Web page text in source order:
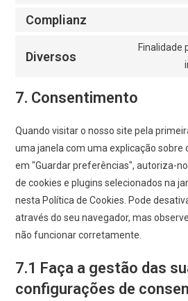
Complianz
Diversos
Finalidade
7. Consentimento
Quando visitar o nosso site pela
uma janela com uma explicação sobre
em "Guardar preferências", autoriza-
de cookies e plugins selecionados na
nesta Política de Cookies. Pode
através do seu navegador, mas
não funcionar corretamente.
7.1 Faça a gestão das
configurações de